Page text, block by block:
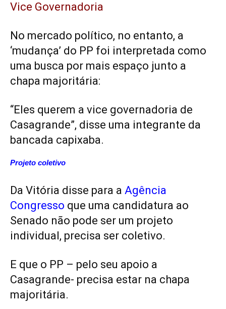
Vice Governadoria
No mercado político, no entanto, a
‘mudança’ do PP foi interpretada como
uma busca por mais espaço junto a
chapa majoritária:
“Eles querem a vice governadoria de
Casagrande”, disse uma integrante da
bancada capixaba.
Projeto coletivo
Da Vitória disse para a Agência
Congresso que uma candidatura ao
Senado não pode ser um projeto
individual, precisa ser coletivo.
E que o PP – pelo seu apoio a
Casagrande- precisa estar na chapa
majoritária.